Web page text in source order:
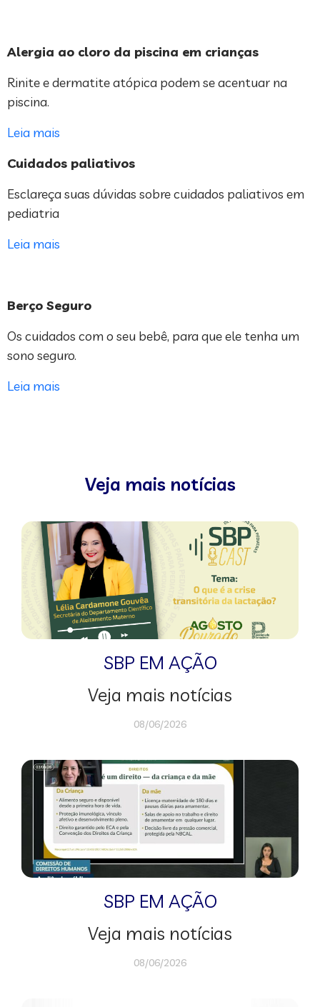
Alergia ao cloro da piscina em crianças
Rinite e dermatite atópica podem se acentuar na
piscina.
Leia mais
Cuidados paliativos
Esclareça suas dúvidas sobre cuidados paliativos em
pediatria
Leia mais
Berço Seguro
Os cuidados com o seu bebê, para que ele tenha um
sono seguro.
Leia mais
Veja mais notícias
SBP EM AÇÃO
Veja mais notícias
08/06/2026
SBP EM AÇÃO
Veja mais notícias
08/06/2026